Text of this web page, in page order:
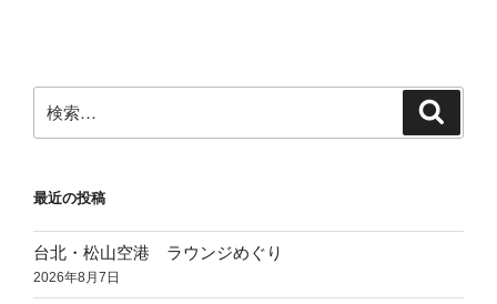
ン
索:
最近の投稿
台北・松山空港 ラウンジめぐり
2026年8月7日